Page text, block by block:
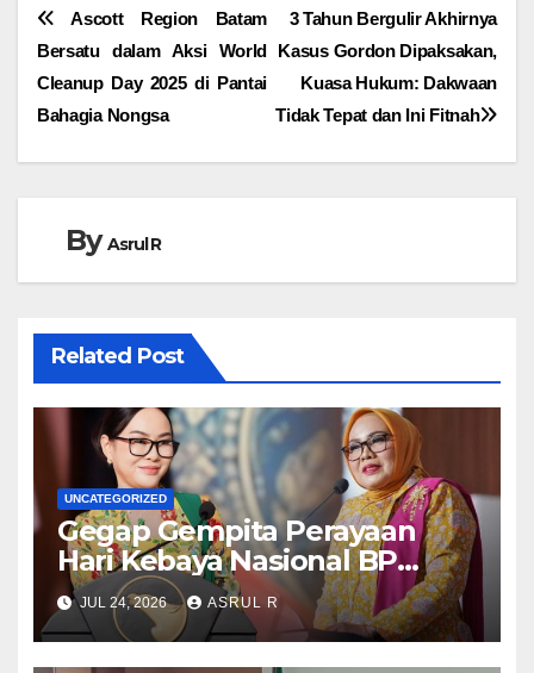
Navigasi
pos
3 Tahun Bergulir Akhirnya
Kasus Gordon Dipaksakan,
Kuasa Hukum: Dakwaan
Tidak Tepat dan Ini Fitnah
Ascott Region Batam
Bersatu dalam Aksi World
Cleanup Day 2025 di Pantai
Bahagia Nongsa
ByAsrul R
Related Post
UNCATEGORIZED
Gegap Gempita Perayaan
Hari Kebaya Nasional BP
Batam
JUL 24, 2026 ASRUL R